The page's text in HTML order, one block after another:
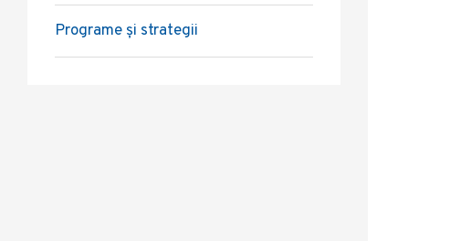
Programe și strategii